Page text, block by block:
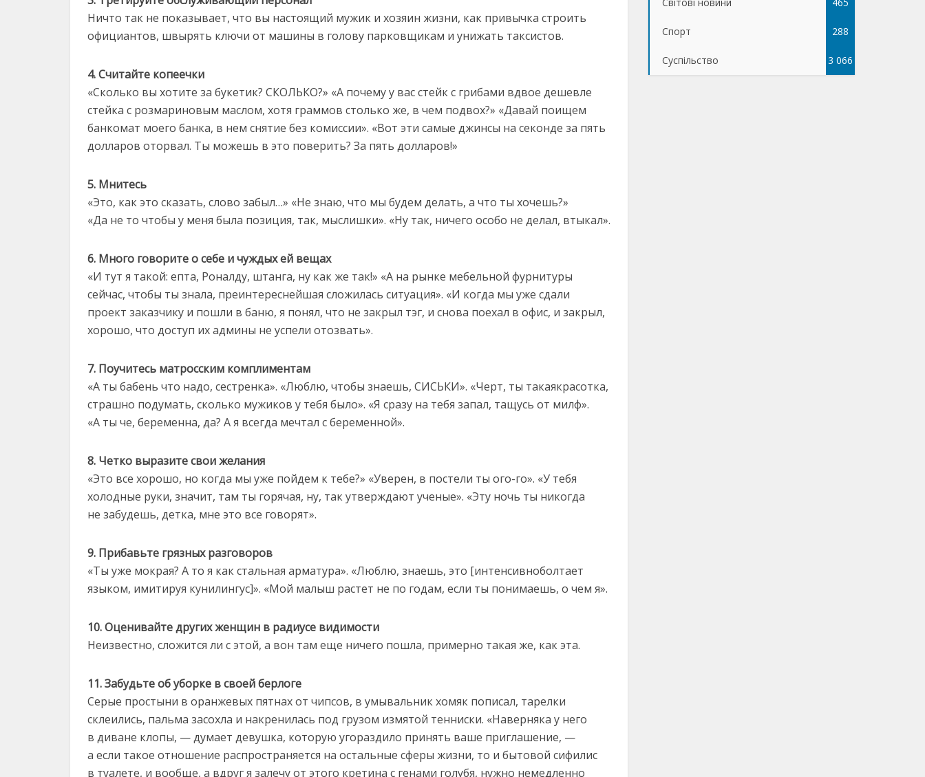
Ничто так не показывает, что вы настоящий мужик и хозяин жизни, как привычка строить
официантов, швырять ключи от машины в голову парковщикам и унижать таксистов.
4. Считайте копеечки
«Сколько вы хотите за букетик? СКОЛЬКО?» «А почему у вас стейк с грибами вдвое дешевле
стейка с розмариновым маслом, хотя граммов столько же, в чем подвох?» «Давай поищем
банкомат моего банка, в нем снятие без комиссии». «Вот эти самые джинсы на секонде за пять
долларов оторвал. Ты можешь в это поверить? За пять долларов!»
5. Мнитесь
«Это, как это сказать, слово забыл…» «Не знаю, что мы будем делать, а что ты хочешь?»
«Да не то чтобы у меня была позиция, так, мыслишки». «Ну так, ничего особо не делал, втыкал».
6. Много говорите о себе и чуждых ей вещах
«И тут я такой: епта, Роналду, штанга, ну как же так!» «А на рынке мебельной фурнитуры
сейчас, чтобы ты знала, преинтереснейшая сложилась ситуация». «И когда мы уже сдали
проект заказчику и пошли в баню, я понял, что не закрыл тэг, и снова поехал в офис, и закрыл,
хорошо, что доступ их админы не успели отозвать».
7. Поучитесь матросским комплиментам
«А ты бабень что надо, сестренка». «Люблю, чтобы знаешь, СИСЬКИ». «Черт, ты такаякрасотка,
страшно подумать, сколько мужиков у тебя было». «Я сразу на тебя запал, тащусь от милф».
«А ты че, беременна, да? А я всегда мечтал с беременной».
8. Четко выразите свои желания
«Это все хорошо, но когда мы уже пойдем к тебе?» «Уверен, в постели ты ого-го». «У тебя
холодные руки, значит, там ты горячая, ну, так утверждают ученые». «Эту ночь ты никогда
не забудешь, детка, мне это все говорят».
9. Прибавьте грязных разговоров
«Ты уже мокрая? А то я как стальная арматура». «Люблю, знаешь, это [интенсивноболтает
языком, имитируя кунилингус]». «Мой малыш растет не по годам, если ты понимаешь, о чем я».
10. Оценивайте других женщин в радиусе видимости
Неизвестно, сложится ли с этой, а вон там еще ничего пошла, примерно такая же, как эта.
11. Забудьте об уборке в своей берлоге
Серые простыни в оранжевых пятнах от чипсов, в умывальник хомяк пописал, тарелки
склеились, пальма засохла и накренилась под грузом измятой тенниски. «Наверняка у него
в диване клопы, — думает девушка, которую угораздило принять ваше приглашение, —
а если такое отношение распространяется на остальные сферы жизни, то и бытовой сифилис
в туалете, и вообще, а вдруг я залечу от этого кретина с генами голубя, нужно немедленно
Спорт 288
Суспільство 3 066